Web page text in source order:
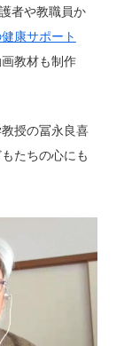
者や教職員か
康サポート
教材も制作
授の冨永良喜
たちの心にも